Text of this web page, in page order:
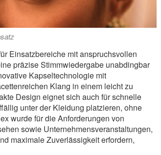
Einsatzbereiche mit anspruchsvollen
präzise Stimmwiedergabe unabdingbar
Kapseltechnologie mit
Klang in einem leicht zu
Design eignet sich auch für schnelle
unter der Kleidung platzieren, ohne
wurde für die Anforderungen von
sowie Unternehmensveranstaltungen,
maximale Zuverlässigkeit erfordern,